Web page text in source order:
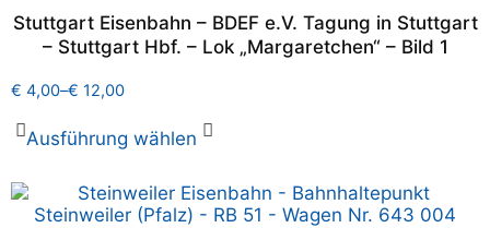
Stuttgart Eisenbahn – BDEF e.V. Tagung in Stuttgart
– Stuttgart Hbf. – Lok „Margaretchen“ – Bild 1
€ 4,00–€ 12,00
Ausführung wählen